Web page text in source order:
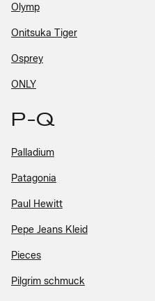
Olymp
Onitsuka Tiger
Osprey
ONLY
P-Q
Palladium
Patagonia
Paul Hewitt
Pepe Jeans Kleid
Pieces
Pilgrim schmuck